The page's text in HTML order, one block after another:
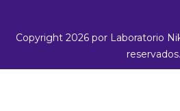
Copyright 2026 por Laboratorio
reservados.